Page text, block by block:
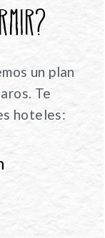
un plan
Te
hoteles: